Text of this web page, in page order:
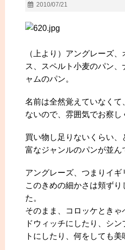
2010/07/21
（上より）アングレーズ
ス、スペルト小麦のパン
ャムのパン。
名前は全然覚えていなくて
ないので、雰囲気でお察し
買い物し足りないくらい、
富なジャンルのパンが並ん
アングレーズ、つまりイギ
このきめの細かさは頬ずり
た。
そのまま、コロッケときゃ
ドウィッチにしたり、シ
トにしたり、何をしても美